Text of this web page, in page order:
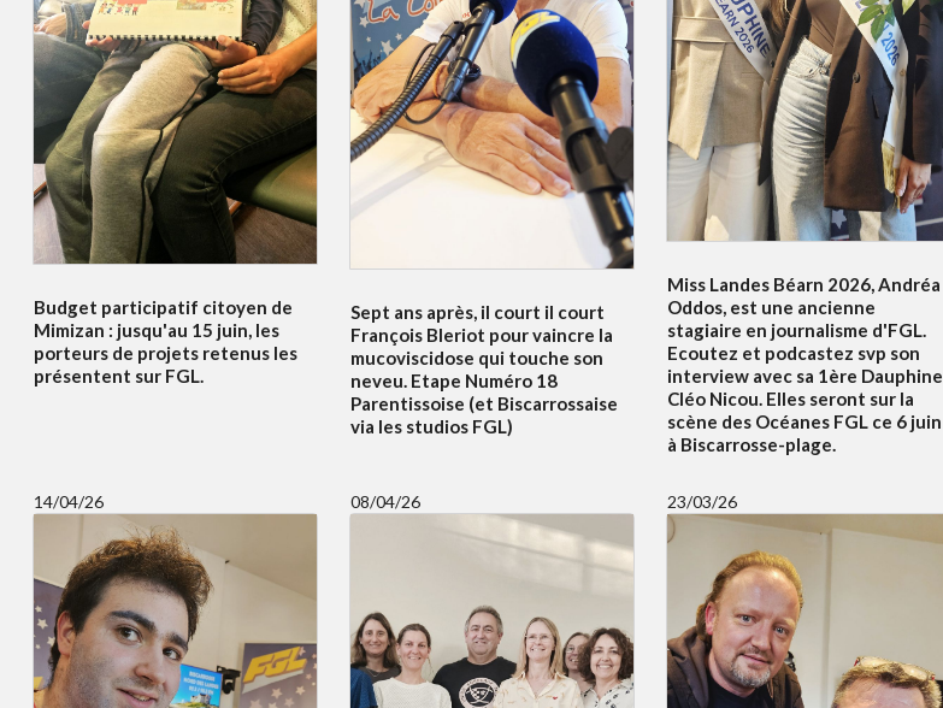
Budget participatif citoyen de
Mimizan : jusqu'au 15 juin, les
porteurs de projets retenus les
présentent sur FGL.
Sept ans après, il court il court
François Bleriot pour vaincre la
mucoviscidose qui touche son
neveu. Etape Numéro 18
Parentissoise (et Biscarrossaise
via les studios FGL)
Miss Landes Béarn 2026, Andréa
Oddos, est une ancienne
stagiaire en journalisme d'FGL.
Ecoutez et podcastez svp son
interview avec sa 1ère Dauphine
Cléo Nicou. Elles seront sur la
scène des Océanes FGL ce 6 juin
à Biscarrosse-plage.
14/04/26 08/04/26 23/03/26